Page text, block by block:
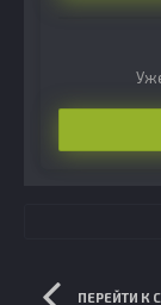
ПЕРЕЙТИ К